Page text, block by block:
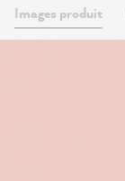
Images produit